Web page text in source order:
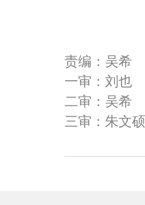
责编：吴希
一审：刘也
二审：吴希
三审：朱文硕